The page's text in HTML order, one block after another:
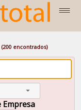
(200 encontrados)